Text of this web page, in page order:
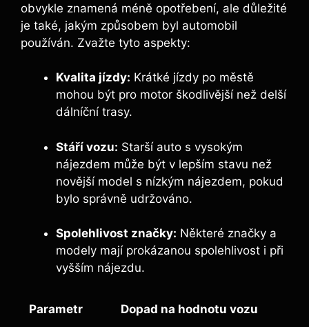
obvykle znamená méně opotřebení, ale důležité
je také, jakým způsobem byl automobil
používán. Zvažte tyto aspekty:
Kvalita jízdy: Krátké jízdy po městě
mohou být pro motor škodlivější než delší
dálníční trasy.
Stáří vozu: Starší auto s vysokým
nájezdem může být v lepším stavu než
novější model s nízkým nájezdem, pokud
bylo správně udržováno.
Spolehlivost značky: Některé značky a
modely mají prokázanou spolehlivost i při
vyšším nájezdu.
Parametr Dopad na hodnotu vozu